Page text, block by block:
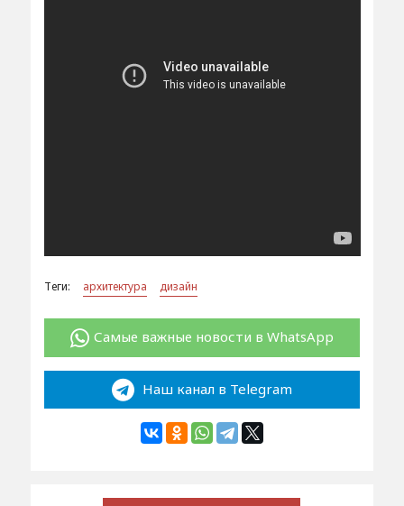
Теги: архитектура дизайн
Самые важные новости в WhatsApp
Наш канал в Telegram